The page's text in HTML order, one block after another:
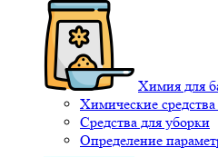
Химия для
Химические
Средства для уборки
Определение